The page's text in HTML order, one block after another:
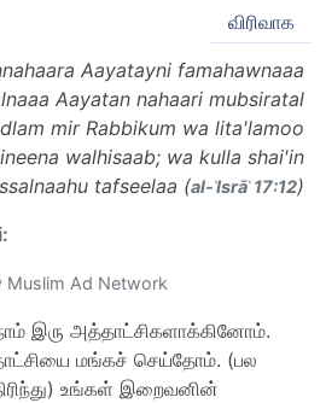
விரிவாக
Aayatayni famahawnaaa
Aayatan nahaari mubsiratal
mir Rabbikum wa lita'lamoo
walhisaab; wa kulla shai'in
tafseelaa (al-ʾIsrāʾ 17:12)
Muslim Ad Network
இரு அத்தாட்சிகளாக்கினோம்.
மங்கச் செய்தோம். (பல
உங்கள் இறைவனின்